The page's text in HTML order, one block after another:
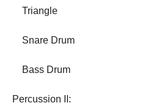
Triangle
Snare Drum
Bass Drum
Percussion II: